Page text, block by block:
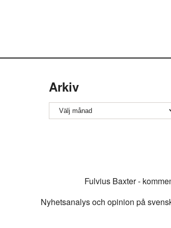
Arkiv
Arkiv
Fulvius Baxter -
Nyhetsanalys och opinion på